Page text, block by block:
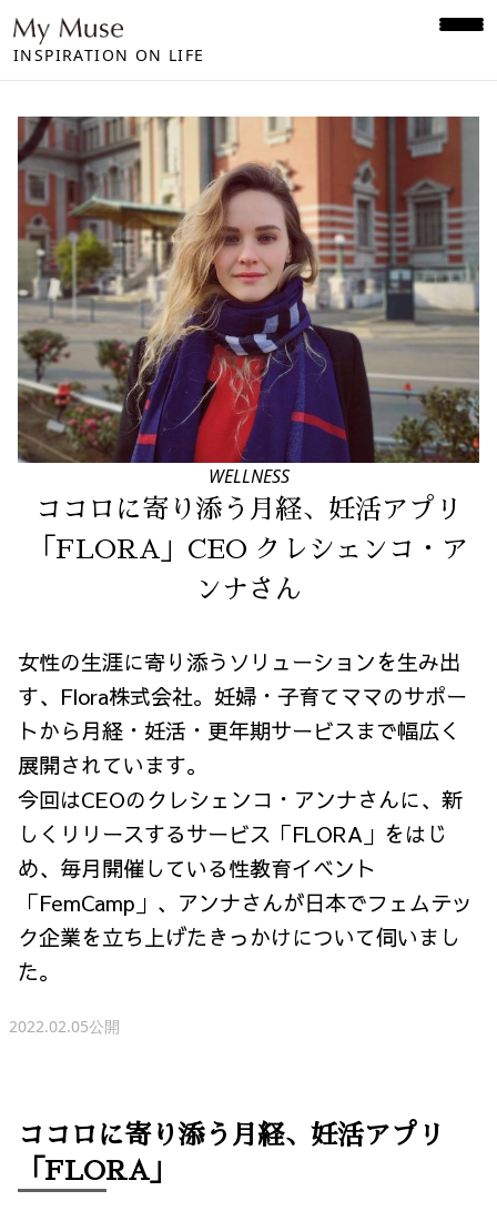
INSPIRATION ON LIFE
WELLNESS
ココロに寄り添う月経、妊活アプリ
「FLORA」CEO クレシェンコ・ア
ンナさん
女性の生涯に寄り添うソリューションを生み出
す、Flora株式会社。妊婦・子育てママのサポー
トから月経・妊活・更年期サービスまで幅広く
展開されています。
今回はCEOのクレシェンコ・アンナさんに、新
しくリリースするサービス「FLORA」をはじ
め、毎月開催している性教育イベント
「FemCamp」、アンナさんが日本でフェムテッ
ク企業を立ち上げたきっかけについて伺いまし
た。
2022.02.05公開
ココロに寄り添う月経、妊活アプリ
「FLORA」